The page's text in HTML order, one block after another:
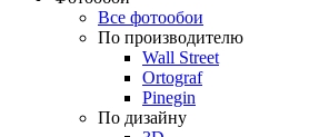
Все фотообои
По производителю
Wall Street
Ortograf
Pinegin
По дизайну